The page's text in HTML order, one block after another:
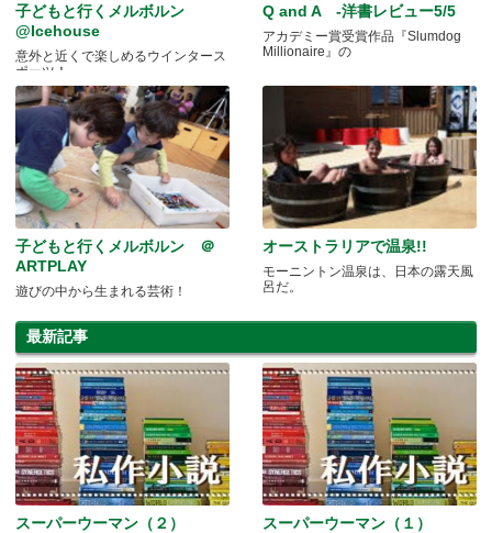
子どもと行くメルボルン
@Icehouse
意外と近くで楽しめるウインタース
ポーツ！
Q and A -洋書レビュー5/5
アカデミー賞受賞作品『Slumdog
Millionaire』の
子どもと行くメルボルン ＠
ARTPLAY
遊びの中から生まれる芸術！
オーストラリアで温泉!!
モーニントン温泉は、日本の露天風
呂だ。
最新記事
スーパーウーマン（２） スーパーウーマン（１）